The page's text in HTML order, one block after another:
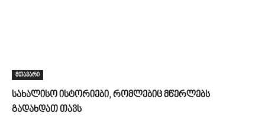
მთავარი
სახალისო ისტორიები, რომლებიც მწერლებს
გადახდათ თავს